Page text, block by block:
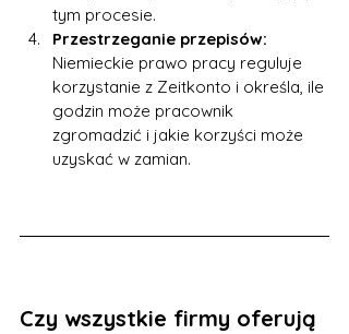
tym procesie.
Przestrzeganie przepisów:
Niemieckie prawo pracy reguluje
korzystanie z Zeitkonto i określa, ile
godzin może pracownik
zgromadzić i jakie korzyści może
uzyskać w zamian.
Czy wszystkie firmy oferują